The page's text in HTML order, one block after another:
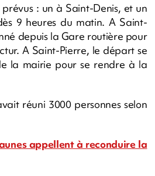
: un à Saint-Denis, et un
9 heures du matin. A Saint-
depuis la Gare routière pour
A Saint-Pierre, le départ se
la mairie pour se rendre à la
réuni 3000 personnes selon
appellent à reconduire la